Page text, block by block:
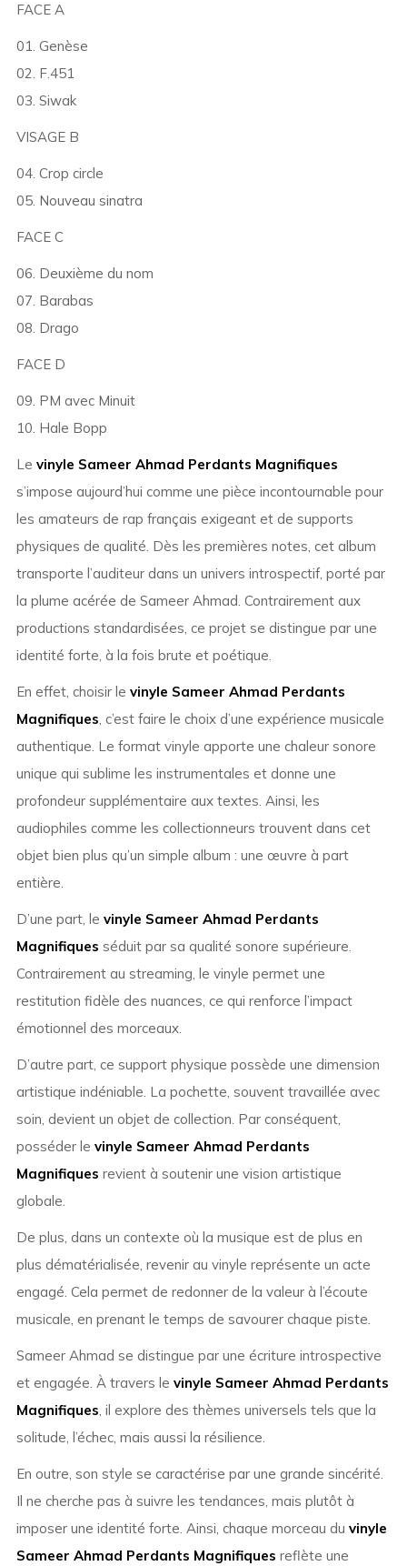
FACE A
01. Genèse
02. F.451
03. Siwak
VISAGE B
04. Crop circle
05. Nouveau sinatra
FACE C
06. Deuxième du nom
07. Barabas
08. Drago
FACE D
09. PM avec Minuit
10. Hale Bopp
Le vinyle Sameer Ahmad Perdants Magnifiques
s’impose aujourd’hui comme une pièce incontournable pour
les amateurs de rap français exigeant et de supports
physiques de qualité. Dès les premières notes, cet album
transporte l’auditeur dans un univers introspectif, porté par
la plume acérée de Sameer Ahmad. Contrairement aux
productions standardisées, ce projet se distingue par une
identité forte, à la fois brute et poétique.
En effet, choisir le vinyle Sameer Ahmad Perdants
Magnifiques, c’est faire le choix d’une expérience musicale
authentique. Le format vinyle apporte une chaleur sonore
unique qui sublime les instrumentales et donne une
profondeur supplémentaire aux textes. Ainsi, les
audiophiles comme les collectionneurs trouvent dans cet
objet bien plus qu’un simple album : une œuvre à part
entière.
D’une part, le vinyle Sameer Ahmad Perdants
Magnifiques séduit par sa qualité sonore supérieure.
Contrairement au streaming, le vinyle permet une
restitution fidèle des nuances, ce qui renforce l’impact
émotionnel des morceaux.
D’autre part, ce support physique possède une dimension
artistique indéniable. La pochette, souvent travaillée avec
soin, devient un objet de collection. Par conséquent,
posséder le vinyle Sameer Ahmad Perdants
Magnifiques revient à soutenir une vision artistique
globale.
De plus, dans un contexte où la musique est de plus en
plus dématérialisée, revenir au vinyle représente un acte
engagé. Cela permet de redonner de la valeur à l’écoute
musicale, en prenant le temps de savourer chaque piste.
Sameer Ahmad se distingue par une écriture introspective
et engagée. À travers le vinyle Sameer Ahmad Perdants
Magnifiques, il explore des thèmes universels tels que la
solitude, l’échec, mais aussi la résilience.
En outre, son style se caractérise par une grande sincérité.
Il ne cherche pas à suivre les tendances, mais plutôt à
imposer une identité forte. Ainsi, chaque morceau du vinyle
Sameer Ahmad Perdants Magnifiques reflète une